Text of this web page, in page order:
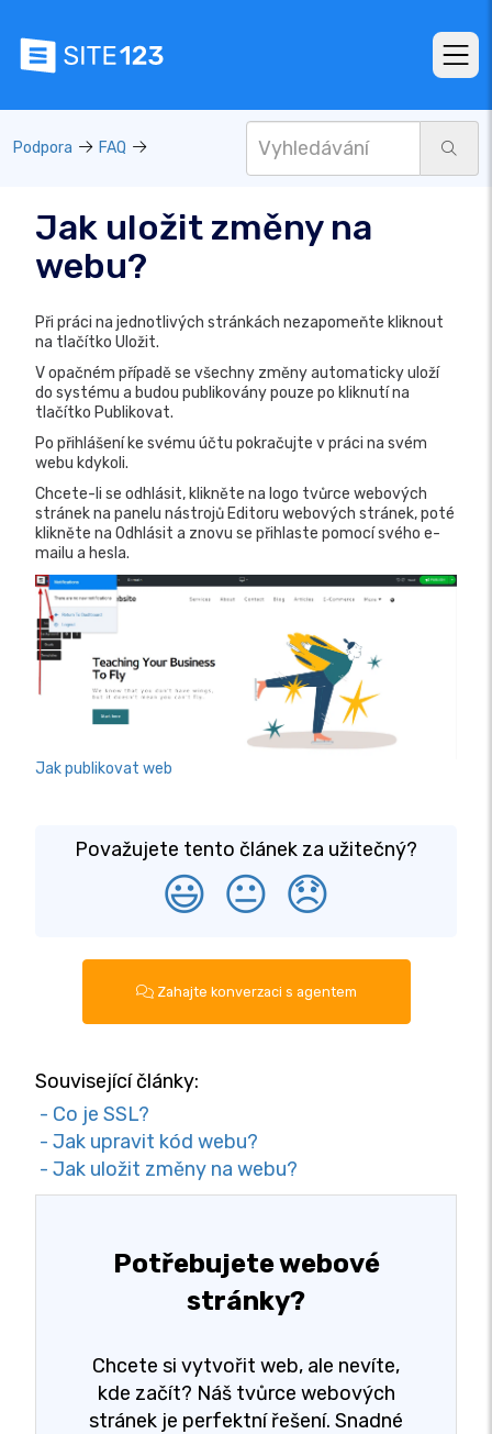
Podpora FAQ
Jak uložit změny na
webu?
Při práci na jednotlivých stránkách nezapomeňte kliknout
na tlačítko Uložit.
V opačném případě se všechny změny automaticky uloží
do systému a budou publikovány pouze po kliknutí na
tlačítko Publikovat.
Po přihlášení ke svému účtu pokračujte v práci na svém
webu kdykoli.
Chcete-li se odhlásit, klikněte na logo tvůrce webových
stránek na panelu nástrojů Editoru webových stránek, poté
klikněte na Odhlásit a znovu se přihlaste pomocí svého e-
mailu a hesla.
Jak publikovat web
Považujete tento článek za užitečný?
😃 😐 😞
Zahajte konverzaci s agentem
Související články:
- Co je SSL?
- Jak upravit kód webu?
- Jak uložit změny na webu?
Potřebujete webové
stránky?
Chcete si vytvořit web, ale nevíte,
kde začít? Náš tvůrce webových
stránek je perfektní řešení. Snadné